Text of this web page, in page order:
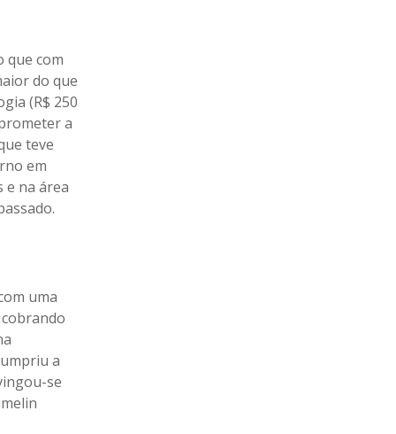
que com
do que
(R$ 250
a
teve
em
e na área
uma
a
se